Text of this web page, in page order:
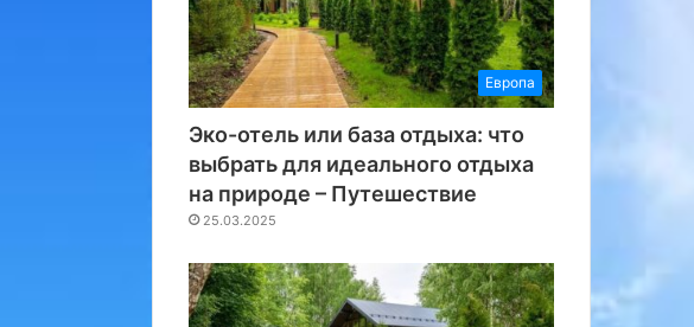
Европа
Эко-отель или база отдыха: что
выбрать для идеального отдыха
на природе – Путешествие
25.03.2025